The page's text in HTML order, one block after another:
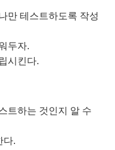
만 테스트하도록 작성
두자.
시킨다.
트하는 것인지 알 수
다.